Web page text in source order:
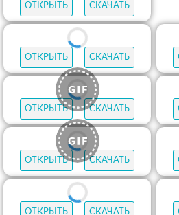
ОТКРЫТЬ СКАЧАТЬ
ОТКРЫТЬ